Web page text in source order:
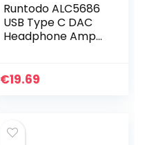
Runtodo ALC5686
USB Type C DAC
Headphone Amp
PCM 32Bit 384KHz
€19.69